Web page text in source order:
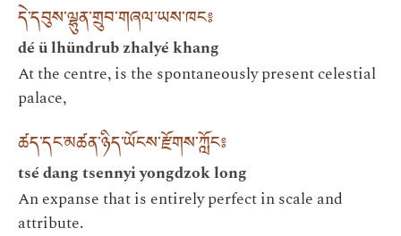
དེ་དབུས་ལྷུན་གྲུབ་གཞལ་ཡས་ཁང༔
dé ü lhündrub zhalyé khang
At the centre, is the spontaneously present celestial
palace,
ཚད་དང་མཚན་ཉིད་ཡོངས་རྫོགས་ཀློང༔
tsé dang tsennyi yongdzok long
An expanse that is entirely perfect in scale and
attribute.